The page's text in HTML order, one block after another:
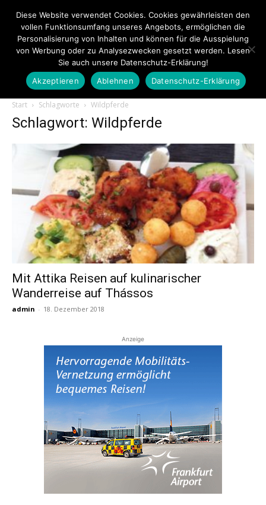
Touristiknews.de
Touristiknews
und
Reiseempfehlungen.
Start Schlagworte Wildpferde
Schlagwort: Wildpferde
Mit Attika Reisen auf kulinarischer
Wanderreise auf Thássos
admin - 18. Dezember 2018
Anzeige
Diese Website verwendet Cookies. Cookies gewährleisten den
vollen Funktionsumfang unseres Angebots, ermöglichen die
Personalisierung von Inhalten und können für die Ausspielung
von Werbung oder zu Analysezwecken gesetzt werden. Lesen
Sie auch unsere Datenschutz-Erklärung!
Akzeptieren
Ablehnen Datenschutz-Erklärung